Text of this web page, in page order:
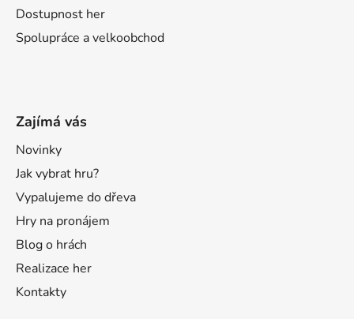
Dostupnost her
Spolupráce a velkoobchod
Zajímá vás
Novinky
Jak vybrat hru?
Vypalujeme do dřeva
Hry na pronájem
Blog o hrách
Realizace her
Kontakty